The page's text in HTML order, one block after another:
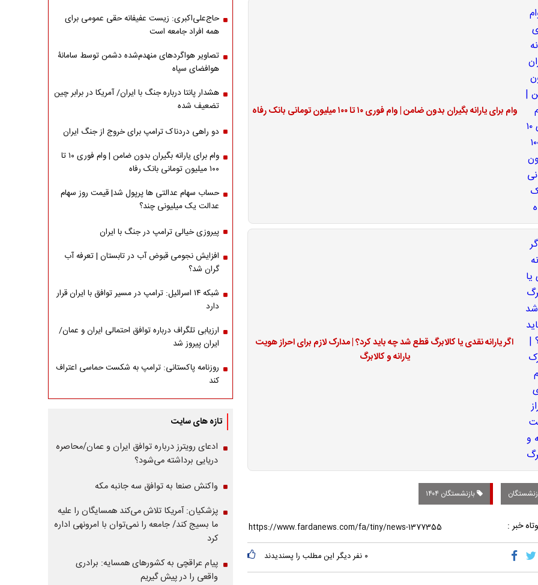
وام برای یارانه بگیران بدون ضامن | وام فوری ۱۰ تا ۱۰۰ میلیون تومانی بانک رفاه
اگر یارانه نقدی یا کالابرگ قطع شد چه باید کرد؟ | مدارک لازم برای احراز هویت
یارانه و کالابرگ
بازنشستگان ۱۴۰۴
خبر :
۰ نفر دیگر این مطلب را پسندیدند
حاج‌علی‌اکبری: زیست عفیفانه حقی عمومی برای
همه افراد جامعه است
تصاویر هواگردهای منهدم‌شده دشمن توسط سامانۀ
هوافضای سپاه
هشدار پانتا درباره جنگ با ایران/ آمریکا در برابر چین
تضعیف شده
دو راهی دردناک ترامپ برای خروج از جنگ ایران
وام برای یارانه بگیران بدون ضامن | وام فوری ۱۰ تا
۱۰۰ میلیون تومانی بانک رفاه
حساب سهام عدالتی ها پرپول شد| قیمت روز سهام
عدالت یک میلیونی چند؟
پیروزی خیالی ترامپ در جنگ با ایران
افزایش نجومی قبوض آب در تابستان | تعرفه آب
گران شد؟
شبکه ۱۴ اسرائیل: ترامپ در مسیر توافق با ایران قرار
دارد
ارزیابی تلگراف درباره توافق احتمالی ایران و عمان/
ایران پیروز شد
روزنامه پاکستانی: ترامپ به شکست حماسی اعتراف
کند
تازه های سایت
ادعای رویترز درباره توافق ایران و عمان/محاصره
دریایی برداشته می‌شود؟
واکنش صنعا به توافق سه جانبه مکه
پزشکیان: آمریکا تلاش می‌کند همسایگان را علیه
ما بسیج کند/ جامعه را نمی‌توان با امرونهی اداره
کرد
پیام عراقچی به کشورهای همسایه: برادری
واقعی را در پیش گیریم